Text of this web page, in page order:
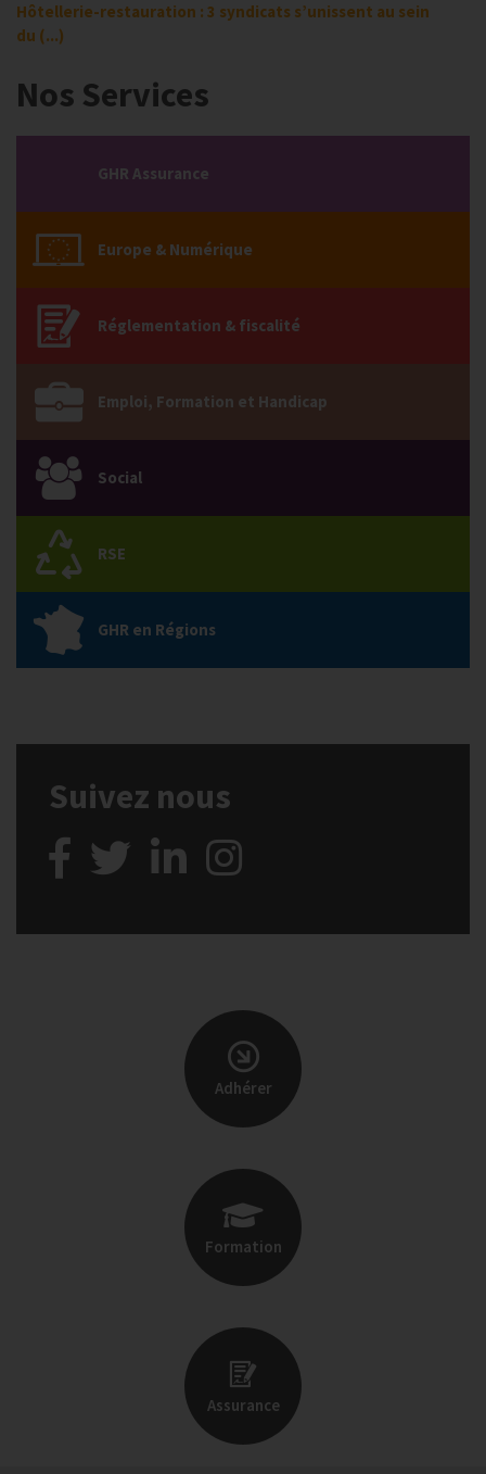
Hôtellerie-restauration : 3 syndicats s’unissent au sein
du (...)
Nos Services
GHR Assurance
Europe & Numérique
Réglementation & fiscalité
Emploi, Formation et Handicap
Social
RSE
GHR en Régions
Suivez nous
Adhérer
Formation
Assurance